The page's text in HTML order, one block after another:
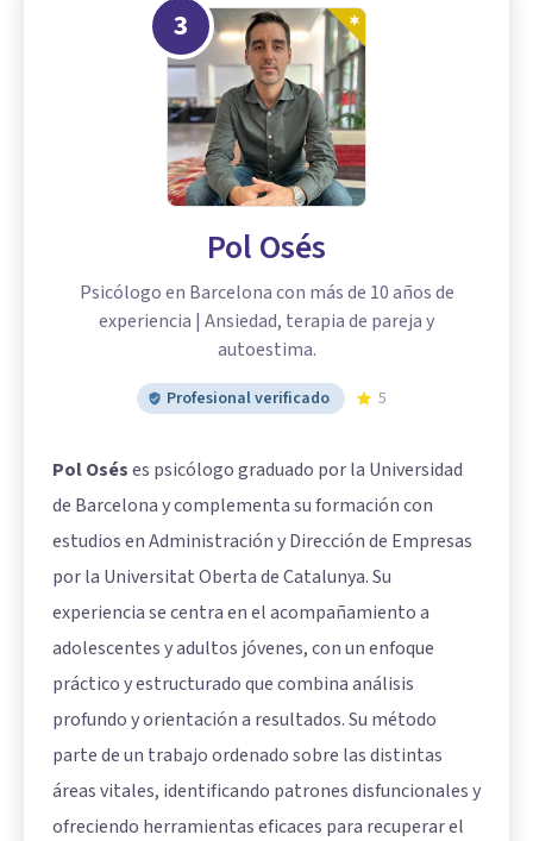
3
Pol Osés
Psicólogo en Barcelona con más de 10 años de
experiencia | Ansiedad, terapia de pareja y
autoestima.
Profesional verificado 5
Pol Oséses psicólogo graduado por la Universidad
de Barcelona y complementa su formación con
estudios en Administración y Dirección de Empresas
por la Universitat Oberta de Catalunya. Su
experiencia se centra en el acompañamiento a
adolescentes y adultos jóvenes, con un enfoque
práctico y estructurado que combina análisis
profundo y orientación a resultados. Su método
parte de un trabajo ordenado sobre las distintas
áreas vitales, identificando patrones disfuncionales y
ofreciendo herramientas eficaces para recuperar el